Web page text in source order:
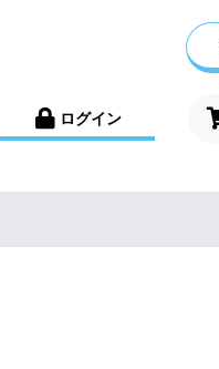
ログイン